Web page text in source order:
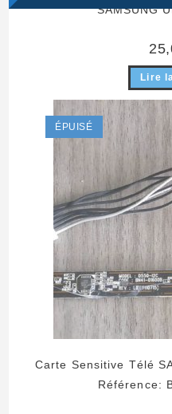
SAMSUNG
Lire
ÉPUISÉ
Carte Sensitive Télé
Référence: